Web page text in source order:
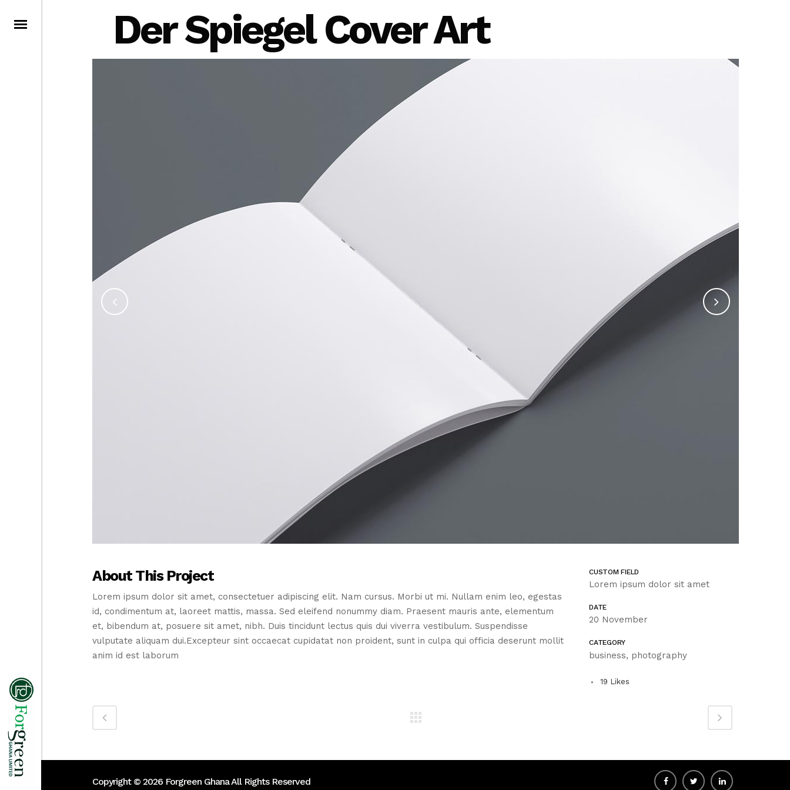
Der Spiegel Cover Art
About This Project
Lorem ipsum dolor sit amet, consectetuer adipiscing elit. Nam cursus. Morbi ut mi. Nullam enim leo, egestas
id, condimentum at, laoreet mattis, massa. Sed eleifend nonummy diam. Praesent mauris ante, elementum
et, bibendum at, posuere sit amet, nibh. Duis tincidunt lectus quis dui viverra vestibulum. Suspendisse
vulputate aliquam dui.Excepteur sint occaecat cupidatat non proident, sunt in culpa qui officia deserunt mollit
anim id est laborum
CUSTOM FIELD
Lorem ipsum dolor sit amet
DATE
20 November
CATEGORY
business, photography
19 Likes
Copyright © 2026 Forgreen Ghana All Rights Reserved